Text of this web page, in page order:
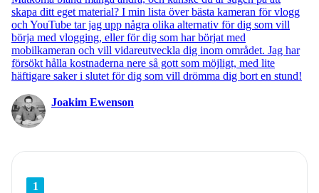
skapa ditt eget material? I min lista över bästa kameran för vlogg
och YouTube tar jag upp några olika alternativ för dig som vill
börja med vlogging, eller för dig som har börjat med
mobilkameran och vill vidareutveckla dig inom området. Jag har
försökt hålla kostnaderna nere så gott som möjligt, med lite
häftigare saker i slutet för dig som vill drömma dig bort en stund!
Joakim Ewenson
1